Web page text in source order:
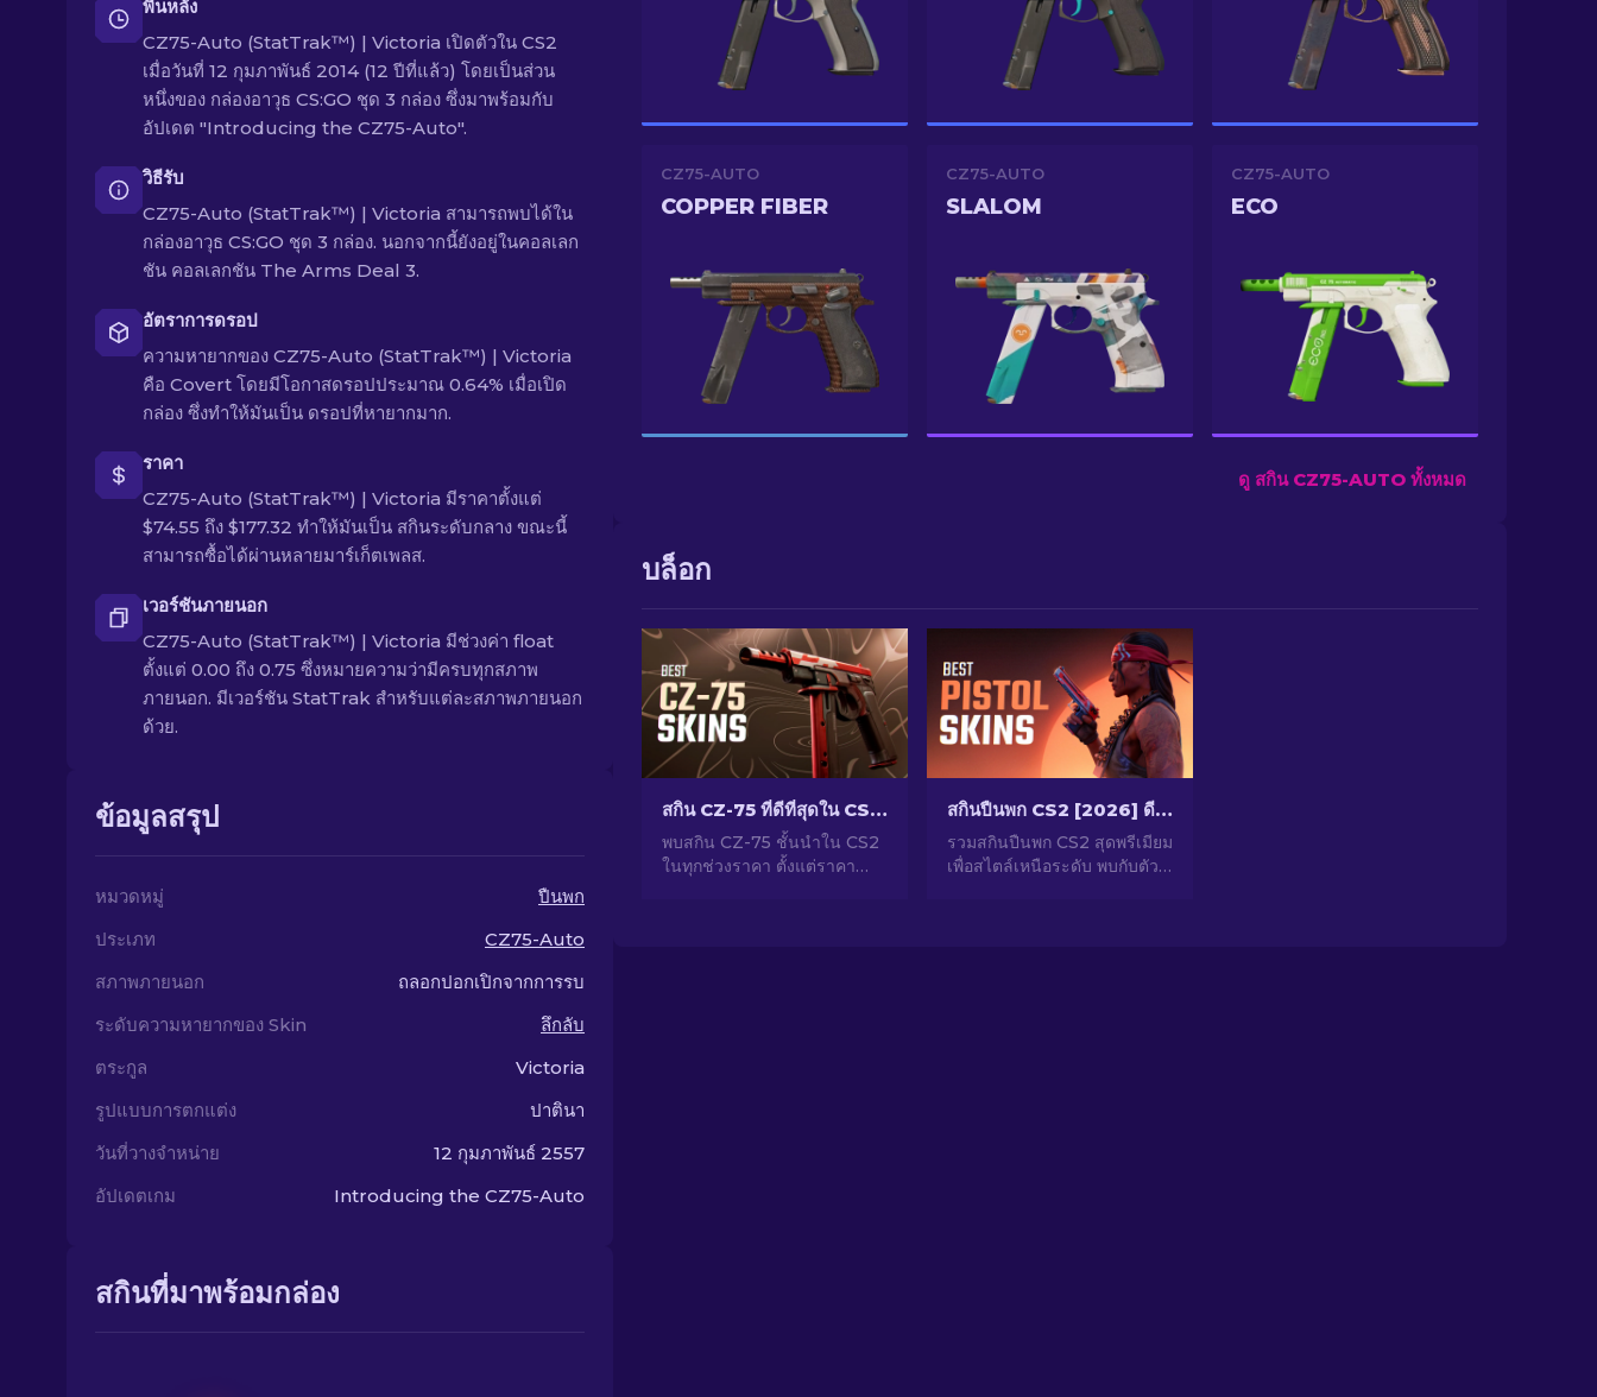
พื้นหลัง
CZ75-Auto (StatTrak™) | Victoria เปิดตัวใน CS2
เมื่อวันที่ 12 กุมภาพันธ์ 2014 (12 ปีที่แล้ว) โดยเป็นส่วน
หนึ่งของ กล่องอาวุธ CS:GO ชุด 3 กล่อง ซึ่งมาพร้อมกับ
อัปเดต "Introducing the CZ75-Auto".
วิธีรับ
CZ75-Auto (StatTrak™) | Victoria สามารถพบได้ใน
กล่องอาวุธ CS:GO ชุด 3 กล่อง. นอกจากนี้ยังอยู่ในคอลเลก
ชัน คอลเลกชัน The Arms Deal 3.
อัตราการดรอป
ความหายากของ CZ75-Auto (StatTrak™) | Victoria
คือ Covert โดยมีโอกาสดรอปประมาณ 0.64% เมื่อเปิด
กล่อง ซึ่งทำให้มันเป็น ดรอปที่หายากมาก.
ราคา
CZ75-Auto (StatTrak™) | Victoria มีราคาตั้งแต่
$74.55 ถึง $177.32 ทำให้มันเป็น สกินระดับกลาง ขณะนี้
สามารถซื้อได้ผ่านหลายมาร์เก็ตเพลส.
เวอร์ชันภายนอก
CZ75-Auto (StatTrak™) | Victoria มีช่วงค่า float
ตั้งแต่ 0.00 ถึง 0.75 ซึ่งหมายความว่ามีครบทุกสภาพ
ภายนอก. มีเวอร์ชัน StatTrak สำหรับแต่ละสภาพภายนอก
ด้วย.
ข้อมูลสรุป
หมวดหมู่
ปืนพก
ประเภท
CZ75-Auto
สภาพภายนอก
ถลอกปอกเปิกจากการรบ
ระดับความหายากของ Skin
ลึกลับ
ตระกูล
Victoria
รูปแบบการตกแต่ง
ปาตินา
วันที่วางจำหน่าย
12 กุมภาพันธ์ 2557
อัปเดตเกม
Introducing the CZ75-Auto
สกินที่มาพร้อมกล่อง
CZ75-AUTO
COPPER FIBER
CZ75-AUTO
SLALOM
CZ75-AUTO
ECO
ดู สกิน CZ75-AUTO ทั้งหมด
บล็อก
สกิน CZ-75 ที่ดีที่สุดใน CS2 จากราคาถูกไปแพงที่สุด
พบสกิน CZ-75 ชั้นนำใน CS2
ในทุกช่วงราคา ตั้งแต่ราคา
สกินปืนพก CS2 [2026] ดีไซน์ยอดนิยมสำหรับสายแม่น
รวมสกินปืนพก CS2 สุดพรีเมียม
เพื่อสไตล์เหนือระดับ พบกับตัว